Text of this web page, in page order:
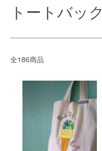
トートバック
全186商品